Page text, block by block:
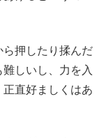
ら押したり揉んだ
しいし、力を入
直好ましくはあ